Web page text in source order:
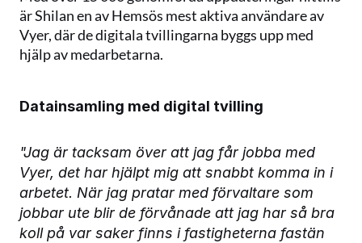
är Shilan en av Hemsös mest aktiva användare av
Vyer, där de digitala tvillingarna byggs upp med
hjälp av medarbetarna.
Datainsamling med digital tvilling
"Jag är tacksam över att jag får jobba med
Vyer, det har hjälpt mig att snabbt komma in i
arbetet. När jag pratar med förvaltare som
jobbar ute blir de förvånade att jag har så bra
koll på var saker finns i fastigheterna fastän